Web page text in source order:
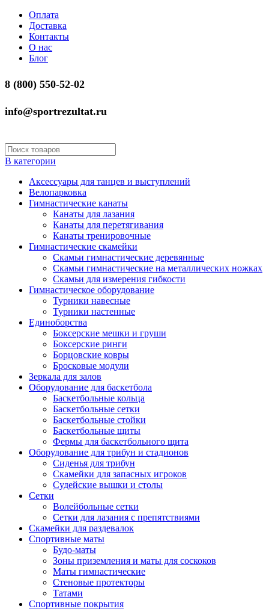
Оплата
Доставка
Контакты
О нас
Блог
8 (800) 550-52-02
info@sportrezultat.ru
В категории
Аксессуары для танцев и выступлений
Велопарковка
Гимнастические канаты
Канаты для лазания
Канаты для перетягивания
Канаты тренировочные
Гимнастические скамейки
Скамьи гимнастические деревянные
Скамьи гимнастические на металлических ножках
Скамьи для измерения гибкости
Гимнастическое оборудование
Турники навесные
Турники настенные
Единоборства
Боксерские мешки и груши
Боксерские ринги
Борцовские ковры
Бросковые модули
Зеркала для залов
Оборудование для баскетбола
Баскетбольные кольца
Баскетбольные сетки
Баскетбольные стойки
Баскетбольные щиты
Фермы для баскетбольного щита
Оборудование для трибун и стадионов
Сиденья для трибун
Скамейки для запасных игроков
Судейские вышки и столы
Сетки
Волейбольные сетки
Сетки для лазания с препятствиями
Скамейки для раздевалок
Спортивные маты
Будо-маты
Зоны приземления и маты для соскоков
Маты гимнастические
Стеновые протекторы
Татами
Спортивные покрытия